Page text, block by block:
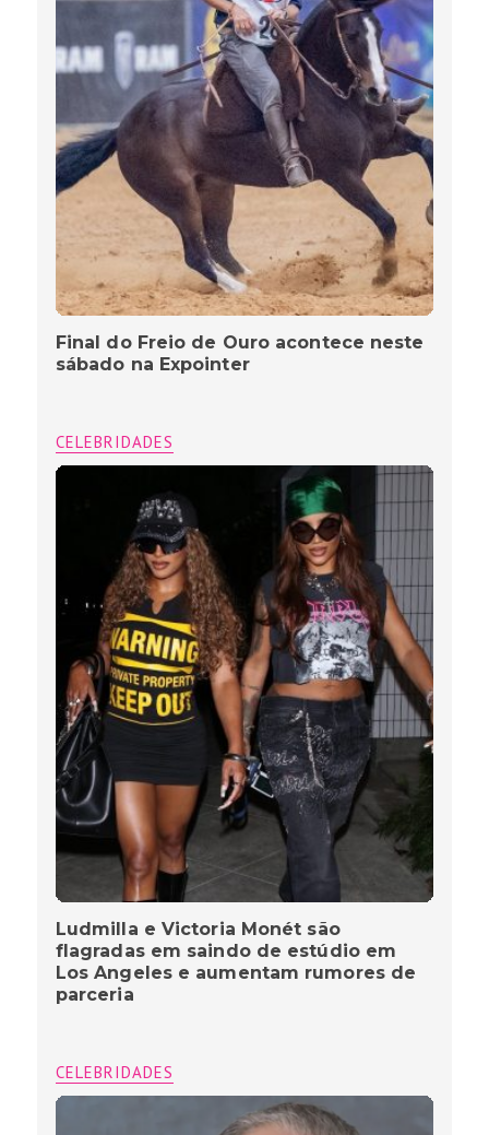
Final do Freio de Ouro acontece neste
sábado na Expointer
CELEBRIDADES
Ludmilla e Victoria Monét são
flagradas em saindo de estúdio em
Los Angeles e aumentam rumores de
parceria
CELEBRIDADES